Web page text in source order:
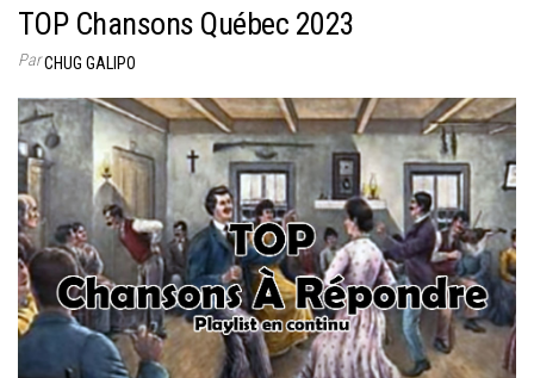
TOP Chansons Québec 2023
ParCHUG GALIPO